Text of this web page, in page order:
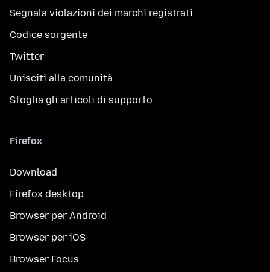
Segnala violazioni dei marchi registrati
Codice sorgente
Twitter
Unisciti alla comunità
Sfoglia gli articoli di supporto
Firefox
Download
Firefox desktop
Browser per Android
Browser per iOS
Browser Focus